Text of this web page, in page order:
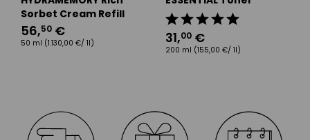
Sorbet Cream Refill
56,50 €
50 ml (1.130,00 €/ 1l) 31,00 €
200 ml (155,00 €/ 1l)